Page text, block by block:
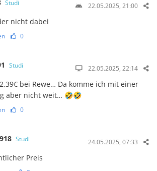
Studi 22.05.2025, 21:00
nicht dabei
0
Studi 22.05.2025, 22:14
bei Rewe… Da komme ich mit einer
aber nicht weit… 🤣🤣
0
Studi 24.05.2025, 07:33
Preis